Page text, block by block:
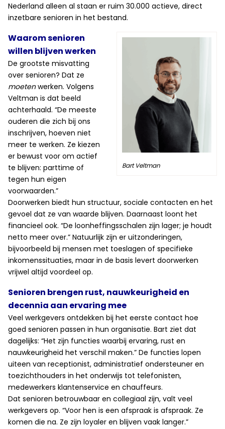
Nederland alleen al staan er ruim 30.000 actieve, direct
inzetbare senioren in het bestand.
Bart Veltman
Waarom senioren
willen blijven werken
De grootste misvatting
over senioren? Dat ze
moetenwerken. Volgens
Veltman is dat beeld
achterhaald. “De meeste
ouderen die zich bij ons
inschrijven, hoeven niet
meer te werken. Ze kiezen
er bewust voor om actief
te blijven: parttime of
tegen hun eigen
voorwaarden.”
Doorwerken biedt hun structuur, sociale contacten en het
gevoel dat ze van waarde blijven. Daarnaast loont het
financieel ook. “De loonheffingsschalen zijn lager; je houdt
netto meer over.” Natuurlijk zijn er uitzonderingen,
bijvoorbeeld bij mensen met toeslagen of specifieke
inkomenssituaties, maar in de basis levert doorwerken
vrijwel altijd voordeel op.
Senioren brengen rust, nauwkeurigheid en
decennia aan ervaring mee
Veel werkgevers ontdekken bij het eerste contact hoe
goed senioren passen in hun organisatie. Bart ziet dat
dagelijks: “Het zijn functies waarbij ervaring, rust en
nauwkeurigheid het verschil maken.” De functies lopen
uiteen van receptionist, administratief ondersteuner en
toezichthouders in het onderwijs tot telefonisten,
medewerkers klantenservice en chauffeurs.
Dat senioren betrouwbaar en collegiaal zijn, valt veel
werkgevers op. “Voor hen is een afspraak is afspraak. Ze
komen die na. Ze zijn loyaler en blijven vaak langer.”